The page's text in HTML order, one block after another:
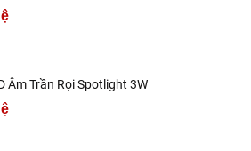
Âm Trần Rọi Spotlight 3W